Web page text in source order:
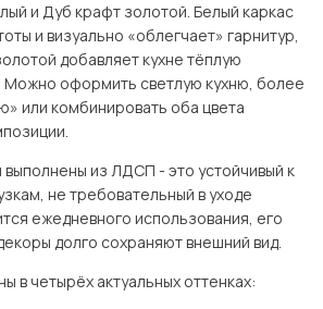
и Дуб крафт золотой. Белый каркас
и визуально «облегчает» гарнитур,
добавляет кухне тёплую
Можно оформить светлую кухню, более
или комбинировать оба цвета
из ЛДСП - это устойчивый к
не требовательный в уходе
ежедневного использования, его
долго сохраняют внешний вид.
в четырёх актуальных оттенках: